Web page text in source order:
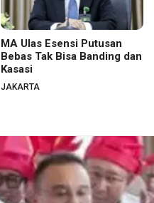
MA Ulas Esensi Putusan
Bebas Tak Bisa Banding dan
Kasasi
JAKARTA